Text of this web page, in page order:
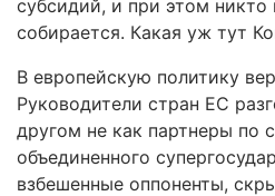
субсидий, и при этом никто
собирается. Какая уж тут
В европейскую политику
Руководители стран ЕС
другом не как партнеры по
объединенного
взбешенные оппоненты,